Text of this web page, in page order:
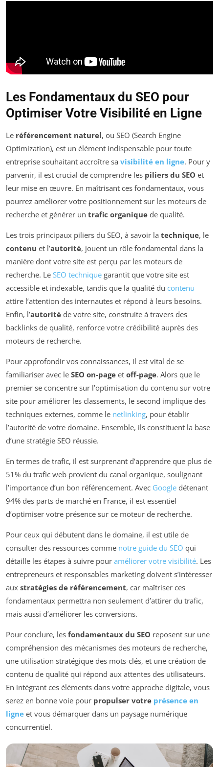
Les Fondamentaux du SEO pour
Optimiser Votre Visibilité en Ligne
Le référencement naturel, ou SEO (Search Engine
Optimization), est un élément indispensable pour toute
entreprise souhaitant accroître sa visibilité en ligne. Pour y
parvenir, il est crucial de comprendre les piliers du SEO et
leur mise en œuvre. En maîtrisant ces fondamentaux, vous
pourrez améliorer votre positionnement sur les moteurs de
recherche et générer un trafic organique de qualité.
Les trois principaux piliers du SEO, à savoir la technique, le
contenu et l’autorité, jouent un rôle fondamental dans la
manière dont votre site est perçu par les moteurs de
recherche. Le SEO technique garantit que votre site est
accessible et indexable, tandis que la qualité du contenu
attire l’attention des internautes et répond à leurs besoins.
Enfin, l’autorité de votre site, construite à travers des
backlinks de qualité, renforce votre crédibilité auprès des
moteurs de recherche.
Pour approfondir vos connaissances, il est vital de se
familiariser avec le SEO on-page et off-page. Alors que le
premier se concentre sur l’optimisation du contenu sur votre
site pour améliorer les classements, le second implique des
techniques externes, comme le netlinking, pour établir
l’autorité de votre domaine. Ensemble, ils constituent la base
d’une stratégie SEO réussie.
En termes de trafic, il est surprenant d’apprendre que plus de
51% du trafic web provient du canal organique, soulignant
l’importance d’un bon référencement. Avec Google détenant
94% des parts de marché en France, il est essentiel
d’optimiser votre présence sur ce moteur de recherche.
Pour ceux qui débutent dans le domaine, il est utile de
consulter des ressources comme notre guide du SEO qui
détaille les étapes à suivre pour améliorer votre visibilité. Les
entrepreneurs et responsables marketing doivent s’intéresser
aux stratégies de référencement, car maîtriser ces
fondamentaux permettra non seulement d’attirer du trafic,
mais aussi d’améliorer les conversions.
Pour conclure, les fondamentaux du SEO reposent sur une
compréhension des mécanismes des moteurs de recherche,
une utilisation stratégique des mots-clés, et une création de
contenu de qualité qui répond aux attentes des utilisateurs.
En intégrant ces éléments dans votre approche digitale, vous
serez en bonne voie pour propulser votre présence en
ligne et vous démarquer dans un paysage numérique
concurrentiel.